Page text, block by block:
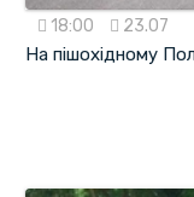
18:00 23.07
На пішохідному